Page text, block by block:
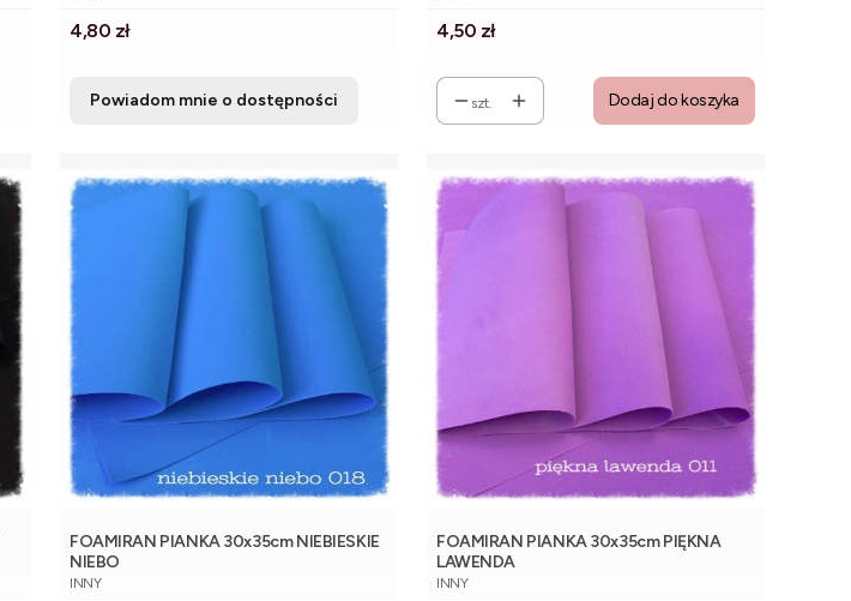
Cena
4,80 zł
Powiadom mnie o dostępności
Cena
4,50 zł
szt. Dodaj do koszyka
FOAMIRAN PIANKA 30x35cm NIEBIESKIE
NIEBO
PRODUCENT
INNY
FOAMIRAN PIANKA 30x35cm PIĘKNA
LAWENDA
PRODUCENT
INNY